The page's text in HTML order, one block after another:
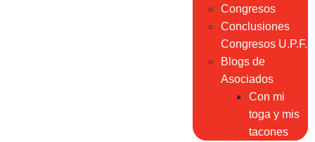
Congresos
Conclusiones
Congresos U.P.F.
Blogs de
Asociados
Con mi
toga y mis
tacones